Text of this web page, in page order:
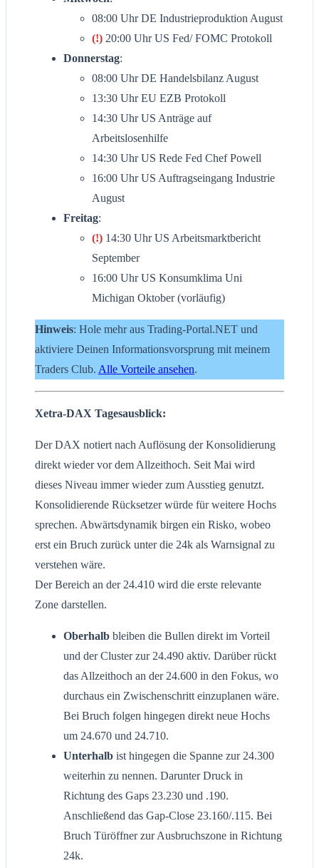
08:00 Uhr DE Industrieproduktion August
(!) 20:00 Uhr US Fed/ FOMC Protokoll
Donnerstag:
08:00 Uhr DE Handelsbilanz August
13:30 Uhr EU EZB Protokoll
14:30 Uhr US Anträge auf
Arbeitslosenhilfe
14:30 Uhr US Rede Fed Chef Powell
16:00 Uhr US Auftragseingang Industrie
August
Freitag:
(!) 14:30 Uhr US Arbeitsmarktbericht
September
16:00 Uhr US Konsumklima Uni
Michigan Oktober (vorläufig)
Hinweis: Hole mehr aus Trading-Portal.NET und
aktiviere Deinen Informationsvorsprung mit meinem
Traders Club. Alle Vorteile ansehen.
Xetra-DAX Tagesausblick:
Der DAX notiert nach Auflösung der Konsolidierung
direkt wieder vor dem Allzeithoch. Seit Mai wird
dieses Niveau immer wieder zum Ausstieg genutzt.
Konsolidierende Rücksetzer würde für weitere Hochs
sprechen. Abwärtsdynamik birgen ein Risko, wobeo
erst ein Bruch zurück unter die 24k als Warnsignal zu
verstehen wäre.
Der Bereich an der 24.410 wird die erste relevante
Zone darstellen.
Oberhalb bleiben die Bullen direkt im Vorteil
und der Cluster zur 24.490 aktiv. Darüber rückt
das Allzeithoch an der 24.600 in den Fokus, wo
durchaus ein Zwischenschritt einzuplanen wäre.
Bei Bruch folgen hingegen direkt neue Hochs
um 24.670 und 24.710.
Unterhalb ist hingegen die Spanne zur 24.300
weiterhin zu nennen. Darunter Druck in
Richtung des Gaps 23.230 und .190.
Anschließend das Gap-Close 23.160/.115. Bei
Bruch Türöffner zur Ausbruchszone in Richtung
24k.